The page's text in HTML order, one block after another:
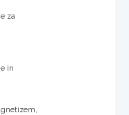
za
in